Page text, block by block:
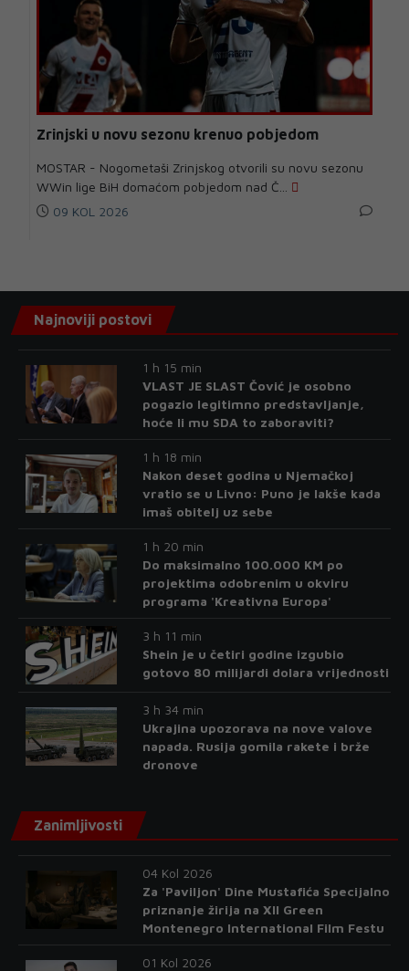
Zrinjski u novu sezonu krenuo pobjedom
MOSTAR - Nogometaši Zrinjskog otvorili su novu sezonu
WWin lige BiH domaćom pobjedom nad Č...
09 KOL 2026
Najnoviji postovi
1 h 15 min
VLAST JE SLAST Čović je osobno
pogazio legitimno predstavljanje,
hoće li mu SDA to zaboraviti?
1 h 18 min
Nakon deset godina u Njemačkoj
vratio se u Livno: Puno je lakše kada
imaš obitelj uz sebe
1 h 20 min
Do maksimalno 100.000 KM po
projektima odobrenim u okviru
programa 'Kreativna Europa'
3 h 11 min
Shein je u četiri godine izgubio
gotovo 80 milijardi dolara vrijednosti
3 h 34 min
Ukrajina upozorava na nove valove
napada. Rusija gomila rakete i brže
dronove
Zanimljivosti
04 Kol 2026
Za 'Paviljon' Dine Mustafića Specijalno
priznanje žirija na XII Green
Montenegro International Film Festu
01 Kol 2026